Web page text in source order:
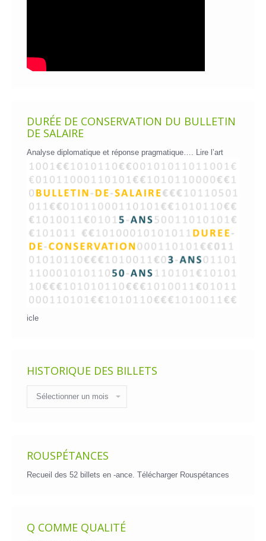
DURÉE DE CONSERVATION DU BULLETIN
DE SALAIRE
Analyse diplomatique et réponse pragmatique…. Lire l’art
icle
HISTORIQUE DES BILLETS
des
billets
ROUSPÉTANCES
Recueil des 52 billets en -ance. Télécharger Rouspétances
Q COMME QUALITÉ